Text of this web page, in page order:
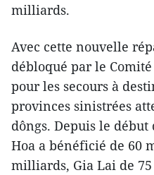
milliards.
Avec cette nouvelle
débloqué par le
pour les secours à
provinces sinistrées
dôngs. Depuis le
Hoa a bénéficié de 60
milliards, Gia Lai de